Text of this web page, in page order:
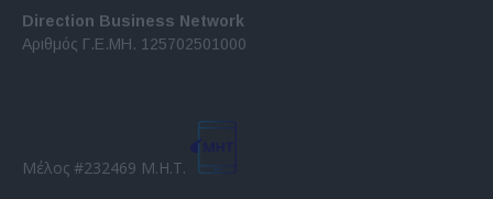
Direction Business Network
Αριθμός Γ.Ε.ΜΗ. 125702501000
Μέλος #232469 Μ.Η.Τ.